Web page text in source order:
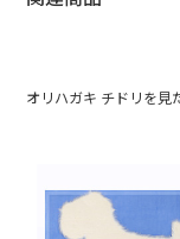
オリハガキ チドリを見